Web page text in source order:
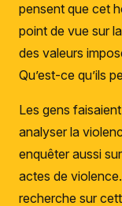
pensent que cet
point de vue sur
des valeurs
Qu’est-ce qu’ils
Les gens
analyser la
enquêter aussi
actes de
recherche sur